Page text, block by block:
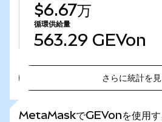
$6.67万
循環供給量
563.29 GEVon
さらに統計を
MetaMaskでGEVonを使用す